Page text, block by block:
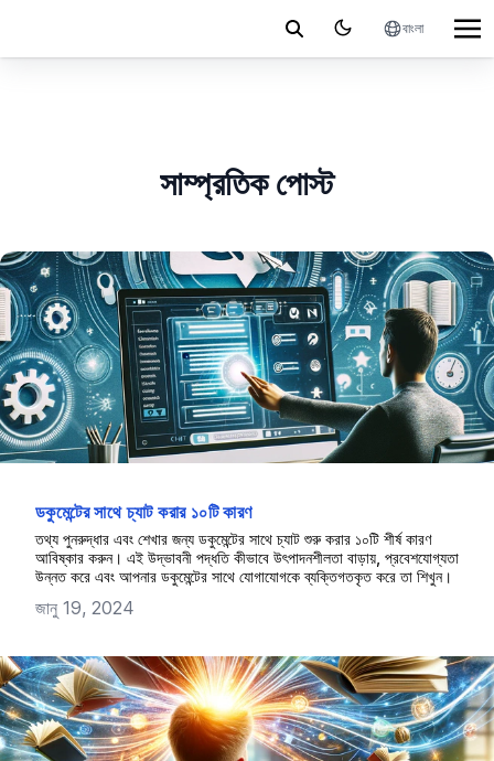
বাংলা
সাম্প্রতিক পোস্ট
ডকুমেন্টের সাথে চ্যাট করার ১০টি কারণ
তথ্য পুনরুদ্ধার এবং শেখার জন্য ডকুমেন্টের সাথে চ্যাট শুরু করার ১০টি শীর্ষ কারণ
আবিষ্কার করুন। এই উদ্ভাবনী পদ্ধতি কীভাবে উৎপাদনশীলতা বাড়ায়, প্রবেশযোগ্যতা
উন্নত করে এবং আপনার ডকুমেন্টের সাথে যোগাযোগকে ব্যক্তিগতকৃত করে তা শিখুন।
জানু 19, 2024